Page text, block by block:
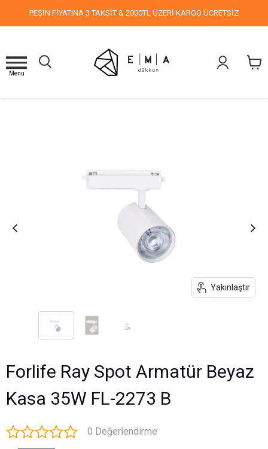
PEŞİN FİYATINA 3 TAKSİT & 2000TL ÜZERİ KARGO ÜCRETSİZ
Menu
Yakınlaştır
Forlife Ray Spot Armatür Beyaz
Kasa 35W FL-2273 B
0 Değerlendirme